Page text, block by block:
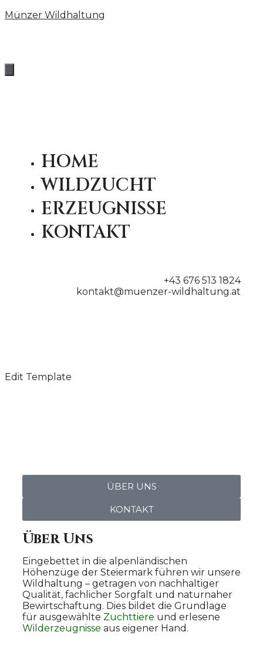
Münzer Wildhaltung
HOME
WILDZUCHT
ERZEUGNISSE
KONTAKT
+43 676 513 1824
kontakt@muenzer-wildhaltung.at
Edit Template
ÜBER UNS
KONTAKT
Über Uns
Eingebettet in die alpenländischen
Höhenzüge der Steiermark führen wir unsere
Wildhaltung – getragen von nachhaltiger
Qualität, fachlicher Sorgfalt und naturnaher
Bewirtschaftung. Dies bildet die Grundlage
für ausgewählte Zuchttiere und erlesene
Wilderzeugnisse aus eigener Hand.